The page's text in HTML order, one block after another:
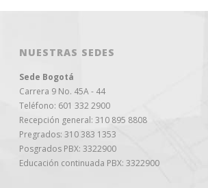
NUESTRAS SEDES
Sede Bogotá
Carrera 9 No. 45A - 44
Teléfono: 601 332 2900
Recepción general: 310 895 8808
Pregrados: 310 383 1353
Posgrados PBX: 3322900
Educación continuada PBX: 3322900